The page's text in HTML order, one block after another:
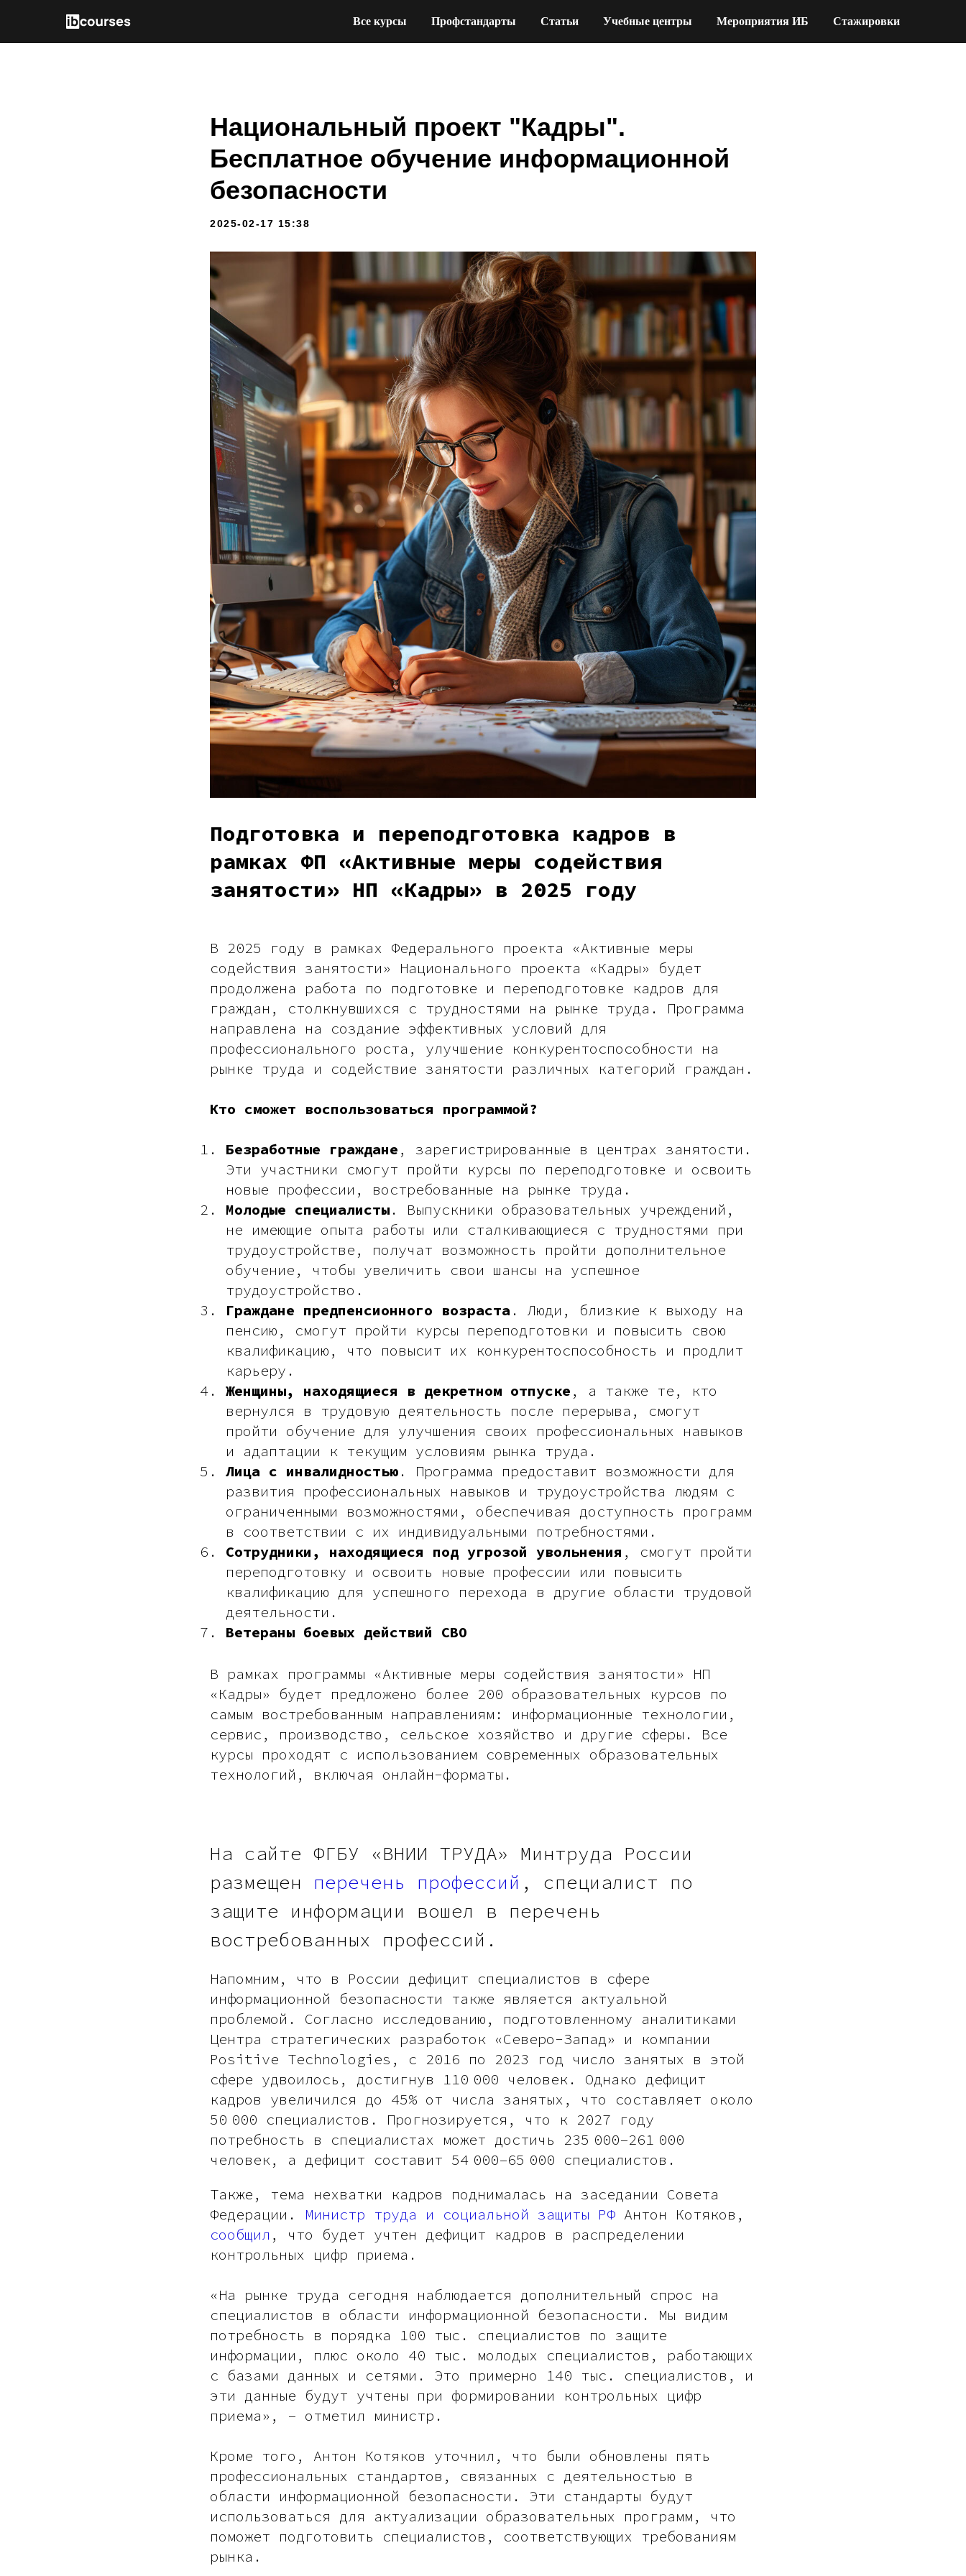
Все курсы Профстандарты Статьи Учебные центры Мероприятия ИБ Стажировки
Национальный проект "Кадры".
Бесплатное обучение информационной
безопасности
2025-02-17 15:38
Подготовка и переподготовка кадров в
рамках ФП «Активные меры содействия
занятости» НП «Кадры» в 2025 году
В 2025 году в рамках Федерального проекта «Активные меры
содействия занятости» Национального проекта «Кадры» будет
продолжена работа по подготовке и переподготовке кадров для
граждан, столкнувшихся с трудностями на рынке труда. Программа
направлена на создание эффективных условий для
профессионального роста, улучшение конкурентоспособности на
рынке труда и содействие занятости различных категорий граждан.
Кто сможет воспользоваться программой?
Безработные граждане , зарегистрированные в центрах занятости.
Эти участники смогут пройти курсы по переподготовке и освоить
новые профессии, востребованные на рынке труда.
Молодые специалисты . Выпускники образовательных учреждений,
не имеющие опыта работы или сталкивающиеся с трудностями при
трудоустройстве, получат возможность пройти дополнительное
обучение, чтобы увеличить свои шансы на успешное
трудоустройство.
Граждане предпенсионного возраста . Люди, близкие к выходу на
пенсию, смогут пройти курсы переподготовки и повысить свою
квалификацию, что повысит их конкурентоспособность и продлит
карьеру.
Женщины, находящиеся в декретном отпуске , а также те, кто
вернулся в трудовую деятельность после перерыва, смогут
пройти обучение для улучшения своих профессиональных навыков
и адаптации к текущим условиям рынка труда.
Лица с инвалидностью . Программа предоставит возможности для
развития профессиональных навыков и трудоустройства людям с
ограниченными возможностями, обеспечивая доступность программ
в соответствии с их индивидуальными потребностями.
Сотрудники, находящиеся под угрозой увольнения , смогут пройти
переподготовку и освоить новые профессии или повысить
квалификацию для успешного перехода в другие области трудовой
деятельности.
Ветераны боевых действий СВО
В рамках программы «Активные меры содействия занятости» НП
«Кадры» будет предложено более 200 образовательных курсов по
самым востребованным направлениям: информационные технологии,
сервис, производство, сельское хозяйство и другие сферы. Все
курсы проходят с использованием современных образовательных
технологий, включая онлайн-форматы.
На сайте ФГБУ «ВНИИ ТРУДА» Минтруда России
размещен перечень профессий , специалист по
защите информации вошел в перечень
востребованных профессий.
Напомним, что в России дефицит специалистов в сфере
информационной безопасности также является актуальной
проблемой. Согласно исследованию, подготовленному аналитиками
Центра стратегических разработок «Северо-Запад» и компании
Positive Technologies, с 2016 по 2023 год число занятых в этой
сфере удвоилось, достигнув 110 000 человек. Однако дефицит
кадров увеличился до 45% от числа занятых, что составляет около
50 000 специалистов. Прогнозируется, что к 2027 году
потребность в специалистах может достичь 235 000–261 000
человек, а дефицит составит 54 000–65 000 специалистов.
Также, тема нехватки кадров поднималась на заседании Совета
Федерации. Министр труда и социальной защиты РФ Антон Котяков,
сообщил , что будет учтен дефицит кадров в распределении
контрольных цифр приема.
«На рынке труда сегодня наблюдается дополнительный спрос на
специалистов в области информационной безопасности. Мы видим
потребность в порядка 100 тыс. специалистов по защите
информации, плюс около 40 тыс. молодых специалистов, работающих
с базами данных и сетями. Это примерно 140 тыс. специалистов, и
эти данные будут учтены при формировании контрольных цифр
приема», – отметил министр.
Кроме того, Антон Котяков уточнил, что были обновлены пять
профессиональных стандартов, связанных с деятельностью в
области информационной безопасности. Эти стандарты будут
использоваться для актуализации образовательных программ, что
поможет подготовить специалистов, соответствующих требованиям
рынка.